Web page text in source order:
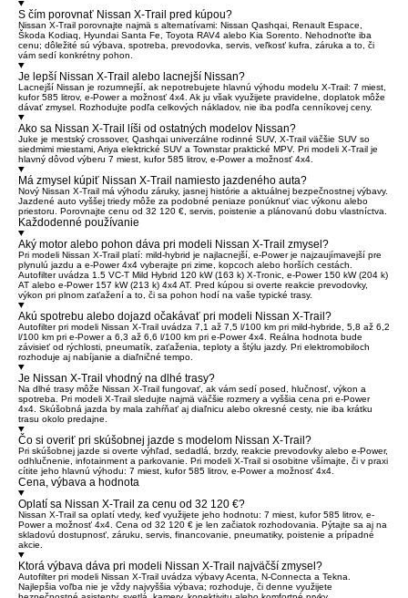
S čím porovnať Nissan X-Trail pred kúpou?
Nissan X-Trail porovnajte najmä s alternatívami: Nissan Qashqai, Renault Espace,
Škoda Kodiaq, Hyundai Santa Fe, Toyota RAV4 alebo Kia Sorento. Nehodnoťte iba
cenu; dôležité sú výbava, spotreba, prevodovka, servis, veľkosť kufra, záruka a to, či
vám sedí konkrétny pohon.
Je lepší Nissan X-Trail alebo lacnejší Nissan?
Lacnejší Nissan je rozumnejší, ak nepotrebujete hlavnú výhodu modelu X-Trail: 7 miest,
kufor 585 litrov, e-Power a možnosť 4x4. Ak ju však využijete pravidelne, doplatok môže
dávať zmysel. Rozhodujte podľa celkových nákladov, nie iba podľa cenníkovej ceny.
Ako sa Nissan X-Trail líši od ostatných modelov Nissan?
Juke je mestský crossover, Qashqai univerzálne rodinné SUV, X-Trail väčšie SUV so
siedmimi miestami, Ariya elektrické SUV a Townstar praktické MPV. Pri modeli X-Trail je
hlavný dôvod výberu 7 miest, kufor 585 litrov, e-Power a možnosť 4x4.
Má zmysel kúpiť Nissan X-Trail namiesto jazdeného auta?
Nový Nissan X-Trail má výhodu záruky, jasnej histórie a aktuálnej bezpečnostnej výbavy.
Jazdené auto vyššej triedy môže za podobné peniaze ponúknuť viac výkonu alebo
priestoru. Porovnajte cenu od 32 120 €, servis, poistenie a plánovanú dobu vlastníctva.
Každodenné používanie
Aký motor alebo pohon dáva pri modeli Nissan X-Trail zmysel?
Pri modeli Nissan X-Trail platí: mild-hybrid je najlacnejší, e-Power je najzaujímavejší pre
plynulú jazdu a e-Power 4x4 vyberajte pri zime, kopcoch alebo horších cestách.
Autofilter uvádza 1.5 VC-T Mild Hybrid 120 kW (163 k) X-Tronic, e-Power 150 kW (204 k)
AT alebo e-Power 157 kW (213 k) 4x4 AT. Pred kúpou si overte reakcie prevodovky,
výkon pri plnom zaťažení a to, či sa pohon hodí na vaše typické trasy.
Akú spotrebu alebo dojazd očakávať pri modeli Nissan X-Trail?
Autofilter pri modeli Nissan X-Trail uvádza 7,1 až 7,5 l/100 km pri mild-hybride, 5,8 až 6,2
l/100 km pri e-Power a 6,3 až 6,6 l/100 km pri e-Power 4x4. Reálna hodnota bude
závisieť od rýchlosti, pneumatík, zaťaženia, teploty a štýlu jazdy. Pri elektromobiloch
rozhoduje aj nabíjanie a diaľničné tempo.
Je Nissan X-Trail vhodný na dlhé trasy?
Na dlhé trasy môže Nissan X-Trail fungovať, ak vám sedí posed, hlučnosť, výkon a
spotreba. Pri modeli X-Trail sledujte najmä väčšie rozmery a vyššia cena pri e-Power
4x4. Skúšobná jazda by mala zahŕňať aj diaľnicu alebo okresné cesty, nie iba krátku
trasu okolo predajne.
Čo si overiť pri skúšobnej jazde s modelom Nissan X-Trail?
Pri skúšobnej jazde si overte výhľad, sedadlá, brzdy, reakcie prevodovky alebo e-Power,
odhlučnenie, infotainment a parkovanie. Pri modeli X-Trail si osobitne všímajte, či v praxi
cítite jeho hlavnú výhodu: 7 miest, kufor 585 litrov, e-Power a možnosť 4x4.
Cena, výbava a hodnota
Oplatí sa Nissan X-Trail za cenu od 32 120 €?
Nissan X-Trail sa oplatí vtedy, keď využijete jeho hodnotu: 7 miest, kufor 585 litrov, e-
Power a možnosť 4x4. Cena od 32 120 € je len začiatok rozhodovania. Pýtajte sa aj na
skladovú dostupnosť, záruku, servis, financovanie, pneumatiky, poistenie a prípadné
akcie.
Ktorá výbava dáva pri modeli Nissan X-Trail najväčší zmysel?
Autofilter pri modeli Nissan X-Trail uvádza výbavy Acenta, N-Connecta a Tekna.
Najlepšia voľba nie je vždy najvyššia výbava; rozhoduje, či denne využijete